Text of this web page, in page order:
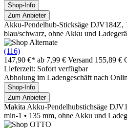
Shop-Info
Zum Anbieter
Akku-Pendelhub-Sticksäge DJV184Z,
blau/schwarz, ohne Akku und
(116)
147,90 €* ab 7,99 € Versand 155,89 €
Lieferzeit: Sofort verfügbar
Abholung im Ladengeschäft nach
Shop-Info
Zum Anbieter
Makita Akku-Pendelhubstichsäge
min-1 • 135 mm, ohne Akku und